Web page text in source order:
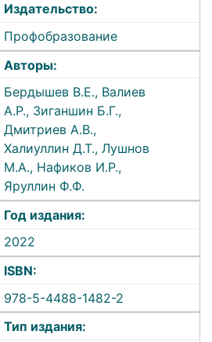
Издательство:
Профобразование
Авторы:
Бердышев В.Е., Валиев
А.Р., Зиганшин Б.Г.,
Дмитриев А.В.,
Халиуллин Д.Т., Лушнов
М.А., Нафиков И.Р.,
Яруллин Ф.Ф.
Год издания:
2022
ISBN:
978-5-4488-1482-2
Тип издания: